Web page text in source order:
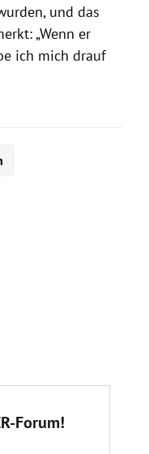
und das
„Wenn er
ich mich drauf